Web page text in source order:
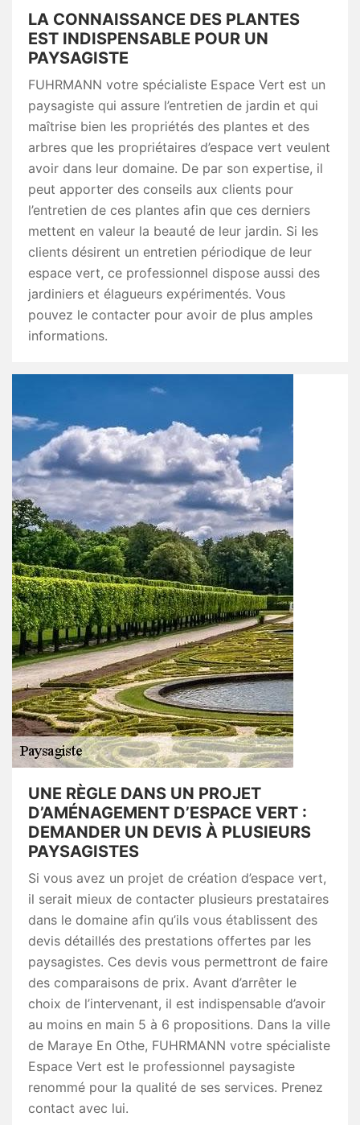
LA CONNAISSANCE DES PLANTES
EST INDISPENSABLE POUR UN
PAYSAGISTE
FUHRMANN votre spécialiste Espace Vert est un
paysagiste qui assure l’entretien de jardin et qui
maîtrise bien les propriétés des plantes et des
arbres que les propriétaires d’espace vert veulent
avoir dans leur domaine. De par son expertise, il
peut apporter des conseils aux clients pour
l’entretien de ces plantes afin que ces derniers
mettent en valeur la beauté de leur jardin. Si les
clients désirent un entretien périodique de leur
espace vert, ce professionnel dispose aussi des
jardiniers et élagueurs expérimentés. Vous
pouvez le contacter pour avoir de plus amples
informations.
UNE RÈGLE DANS UN PROJET
D’AMÉNAGEMENT D’ESPACE VERT :
DEMANDER UN DEVIS À PLUSIEURS
PAYSAGISTES
Si vous avez un projet de création d’espace vert,
il serait mieux de contacter plusieurs prestataires
dans le domaine afin qu’ils vous établissent des
devis détaillés des prestations offertes par les
paysagistes. Ces devis vous permettront de faire
des comparaisons de prix. Avant d’arrêter le
choix de l’intervenant, il est indispensable d’avoir
au moins en main 5 à 6 propositions. Dans la ville
de Maraye En Othe, FUHRMANN votre spécialiste
Espace Vert est le professionnel paysagiste
renommé pour la qualité de ses services. Prenez
contact avec lui.